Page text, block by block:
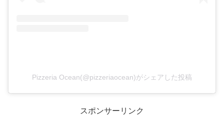
Pizzeria Ocean(@pizzeriaocean)がシェアした投稿
スポンサーリンク